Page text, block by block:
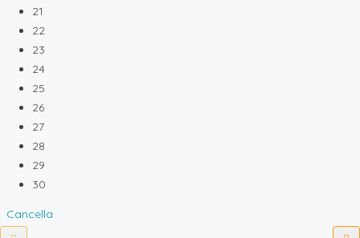
21
22
23
24
25
26
27
28
29
30
Cancella